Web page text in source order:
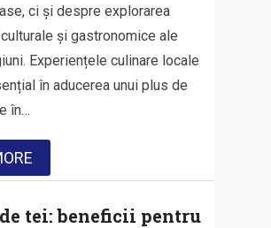
ci și despre explorarea
și gastronomice ale
Experiențele culinare locale
în aducerea unui plus de
în…
tei: beneficii pentru